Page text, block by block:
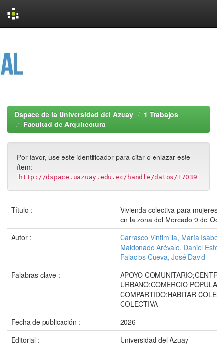
Dspace de la Universidad del Azuay
1 Trabajos
Facultad de Arquitectura
Por favor, use este identificador para citar o enlazar este
ítem:
http://dspace.uazuay.edu.ec/handle/datos/17039
Título :
Vivienda colectiva para
en la zona del Mercado 9 de
Autor :
Carrasco Vintimilla, María
Maldonado Arévalo, Daniel
Palacios Cueva, José David
Palabras clave :
APOYO
URBANO;COMERCIO
COMPARTIDO;HABITAR
COLECTIVA
Fecha de publicación :
2026
Editorial :
Universidad del Azuay